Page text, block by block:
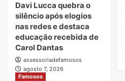
Davi Lucca quebra o
silêncio após elogios
nas redes e destaca
educação recebida de
Carol Dantas
assessoriadefamosos
agosto 7, 2026
Famosos